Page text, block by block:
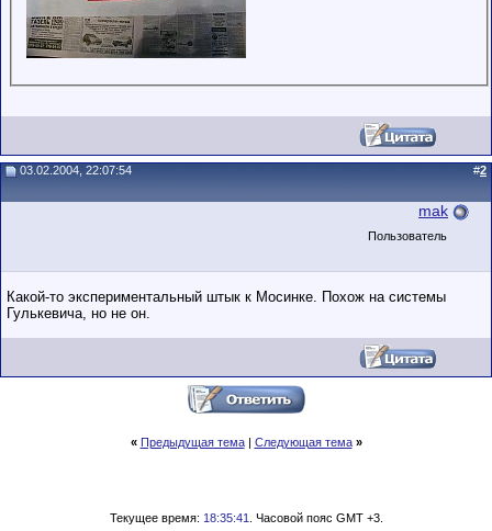
03.02.2004, 22:07:54 #2
mak
Пользователь
Какой-то экспериментальный штык к Мосинке. Похож на системы
Гулькевича, но не он.
« Предыдущая тема| Следующая тема »
Текущее время: 18:35:41 . Часовой пояс GMT +3.